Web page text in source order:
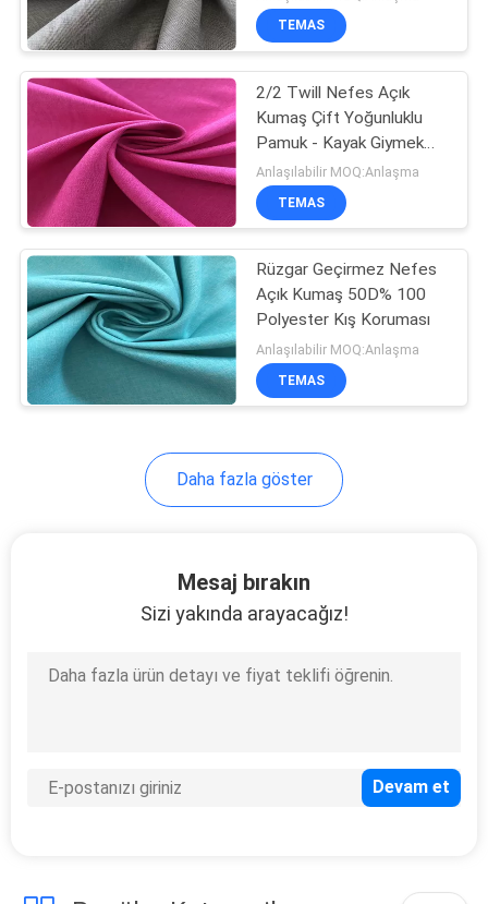
TEMAS
2/2 Twill Nefes Açık
Kumaş Çift Yoğunluklu
Pamuk - Kayak Giymek
İçin Hissedin
Anlaşılabilir MOQ:Anlaşma
TEMAS
Rüzgar Geçirmez Nefes
Açık Kumaş 50D% 100
Polyester Kış Koruması
Anlaşılabilir MOQ:Anlaşma
TEMAS
Daha fazla göster
Mesaj bırakın
Sizi yakında arayacağız!